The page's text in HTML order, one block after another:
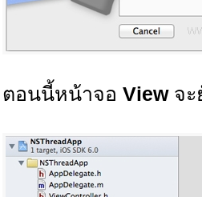
ตอนนี้หน้าจอ View จะ